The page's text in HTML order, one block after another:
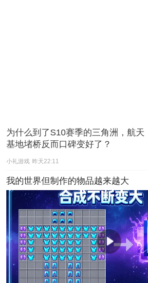
为什么到了S10赛季的三角洲，航天
基地堵桥反而口碑变好了？
小礼游戏 昨天22:11
我的世界但制作的物品越来越大